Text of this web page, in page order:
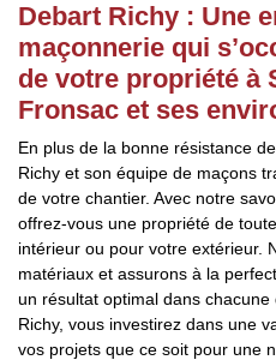
Debart Richy : Une
maçonnerie qui
de votre propriété à
Fronsac et ses
En plus de la bonne résistance
Richy et son équipe de maçons
de votre chantier. Avec notre
offrez-vous une propriété de
intérieur ou pour votre extérieur.
matériaux et assurons à la
un résultat optimal dans
Richy, vous investirez dans une
vos projets que ce soit pour une